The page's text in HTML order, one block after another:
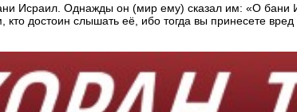
Исраил. Однажды он (мир ему) сказал им: «О бани
достоин слышать её, ибо тогда вы принесете вред